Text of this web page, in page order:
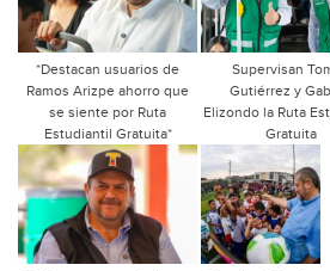
*Destacan usuarios de
Ramos Arizpe ahorro que
se siente por Ruta
Estudiantil Gratuita*
Supervisan
Gutiérrez y
Elizondo la Ruta
Gratuita